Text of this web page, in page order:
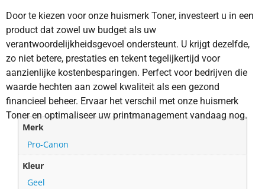
Door te kiezen voor onze huismerk Toner, investeert u in een
product dat zowel uw budget als uw
verantwoordelijkheidsgevoel ondersteunt. U krijgt dezelfde,
zo niet betere, prestaties en tekent tegelijkertijd voor
aanzienlijke kostenbesparingen. Perfect voor bedrijven die
waarde hechten aan zowel kwaliteit als een gezond
financieel beheer. Ervaar het verschil met onze huismerk
Toner en optimaliseer uw printmanagement vandaag nog.
Merk
Pro-Canon
Kleur
Geel